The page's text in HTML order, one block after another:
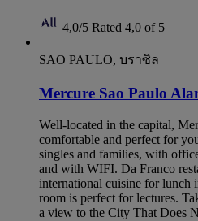
4,0/5 Rated 4,0 of 5
SAO PAULO, บราซิล
Mercure Sao Paulo
Well-located in the capital,
comfortable and perfect for
singles and families, with
and with WIFI. Da Franco
international cuisine for lunch
room is perfect for lectures.
a view to the City That Does